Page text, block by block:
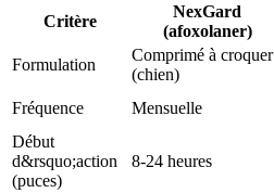
Critère
NexGard
(afoxolaner)
Formulation
Comprimé à croquer
(chien)
Fréquence
Mensuelle
Début
d&rsquo;action
(puces)
8-24 heures